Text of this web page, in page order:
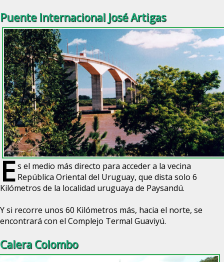
Puente Internacional José Artigas
Es el medio más directo para acceder a la vecina
República Oriental del Uruguay, que dista solo 6
Kilómetros de la localidad uruguaya de Paysandú.
Y si recorre unos 60 Kilómetros más, hacia el norte, se
encontrará con el Complejo Termal Guaviyú.
Calera Colombo